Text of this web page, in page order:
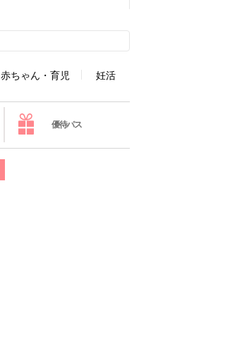
赤ちゃん・育児 妊活
優待パス